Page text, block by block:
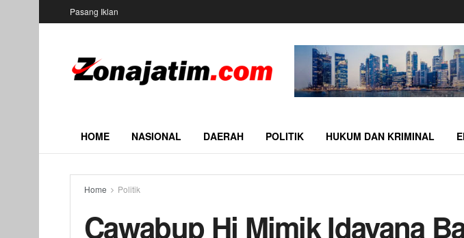
Pasang Iklan
HOME NASIONAL DAERAH POLITIK HUKUM DAN KRIMINAL
Home Politik
Cawabup Hj Mimik Idayana